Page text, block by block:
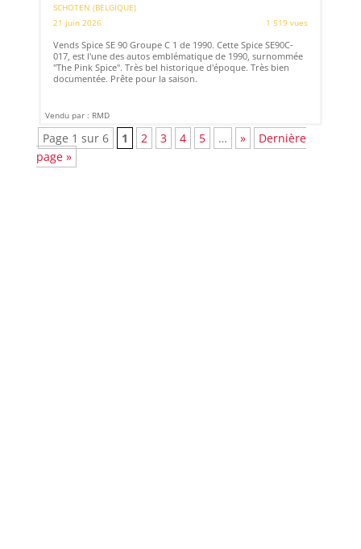
SCHOTEN (BELGIQUE)
21 juin 2026
1 519 vues
Vends Spice SE 90 Groupe C 1 de 1990. Cette Spice SE90C-
017, est l'une des autos emblématique de 1990, surnommée
"The Pink Spice". Très bel historique d'époque. Très bien
documentée. Prête pour la saison.
Vendu par : RMD
Page 1 sur 6 1 2 3 4 5 … »
Dernière
page »